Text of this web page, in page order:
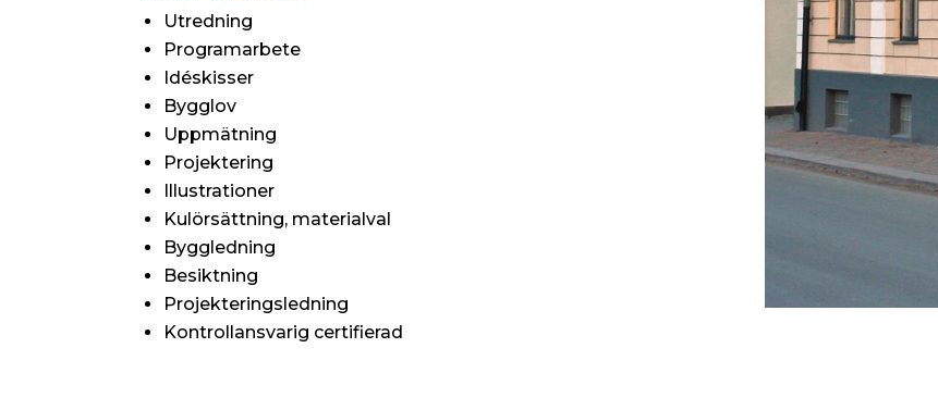
Utredning
Programarbete
Idéskisser
Bygglov
Uppmätning
Projektering
Illustrationer
Kulörsättning, materialval
Byggledning
Besiktning
Projekteringsledning
Kontrollansvarig certifierad